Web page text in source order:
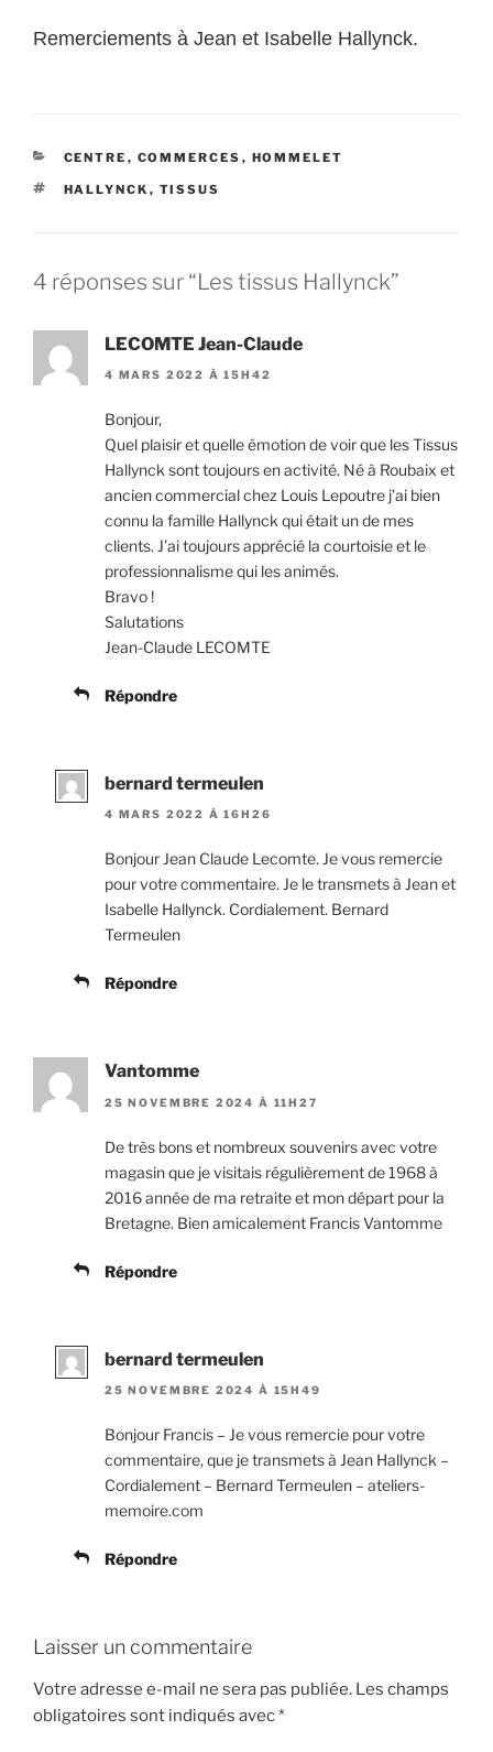
Remerciements à Jean et Isabelle Hallynck.
CATÉGORIES
CENTRE , COMMERCES , HOMMELET
ÉTIQUETTES
HALLYNCK , TISSUS
4 réponses sur “Les tissus Hallynck”
LECOMTE Jean-Claude
4 MARS 2022 À 15H42
Bonjour,
Quel plaisir et quelle émotion de voir que les Tissus
Hallynck sont toujours en activité. Né à Roubaix et
ancien commercial chez Louis Lepoutre j’ai bien
connu la famille Hallynck qui était un de mes
clients. J’ai toujours apprécié la courtoisie et le
professionnalisme qui les animés.
Bravo !
Salutations
Jean-Claude LECOMTE
Répondre
bernard termeulen
4 MARS 2022 À 16H26
Bonjour Jean Claude Lecomte. Je vous remercie
pour votre commentaire. Je le transmets à Jean et
Isabelle Hallynck. Cordialement. Bernard
Termeulen
Répondre
Vantomme
25 NOVEMBRE 2024 À 11H27
De très bons et nombreux souvenirs avec votre
magasin que je visitais régulièrement de 1968 à
2016 année de ma retraite et mon départ pour la
Bretagne. Bien amicalement Francis Vantomme
Répondre
bernard termeulen
25 NOVEMBRE 2024 À 15H49
Bonjour Francis – Je vous remercie pour votre
commentaire, que je transmets à Jean Hallynck –
Cordialement – Bernard Termeulen – ateliers-
memoire.com
Répondre
Laisser un commentaire
Votre adresse e-mail ne sera pas publiée. Les champs
obligatoires sont indiqués avec*